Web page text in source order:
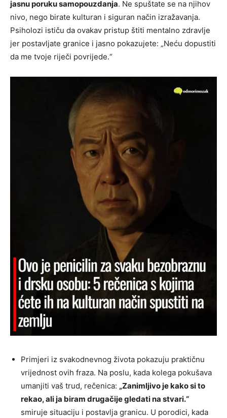
jasnu poruku samopouzdanja. Ne spuštate se na njihov
nivo, nego birate kulturan i siguran način izražavanja.
Psiholozi ističu da ovakav pristup štiti mentalno zdravlje
jer postavljate granice i jasno pokazujete: „Neću dopustiti
da me tvoje riječi povrijede.“
Primjeri iz svakodnevnog života pokazuju praktičnu
vrijednost ovih fraza. Na poslu, kada kolega pokušava
umanjiti vaš trud, rečenica: „Zanimljivo je kako si to
rekao, ali ja biram drugačije gledati na stvari.“
smiruje situaciju i postavlja granicu. U porodici, kada